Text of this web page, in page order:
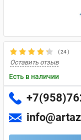
(24)
Оставить отзыв
Есть в наличии